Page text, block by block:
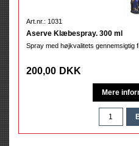
Art.nr.: 1031
Aserve Klæbespray. 300 ml
Spray med højkvalitets gennemsigtig
200,00 DKK